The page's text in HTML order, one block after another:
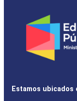
Estamos ubicados